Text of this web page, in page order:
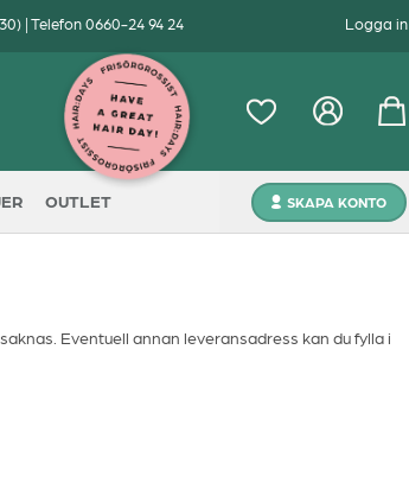
| Telefon 0660-24 94 24 Logga in
OUTLET SKAPA KONTO
Eventuell annan leveransadress kan du fylla i